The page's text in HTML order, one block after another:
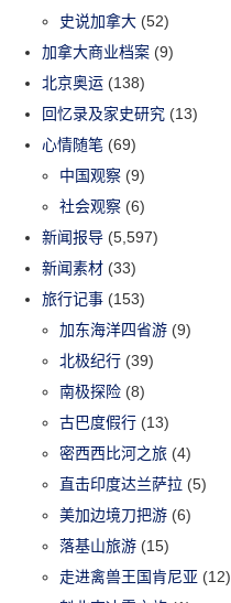
史说加拿大 (52)
加拿大商业档案 (9)
北京奥运 (138)
回忆录及家史研究 (13)
心情随笔 (69)
中国观察 (9)
社会观察 (6)
新闻报导 (5,597)
新闻素材 (33)
旅行记事 (153)
加东海洋四省游 (9)
北极纪行 (39)
南极探险 (8)
古巴度假行 (13)
密西西比河之旅 (4)
直击印度达兰萨拉 (5)
美加边境刀把游 (6)
落基山旅游 (15)
走进禽兽王国肯尼亚 (12)